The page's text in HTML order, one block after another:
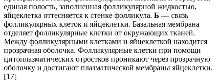
единая полость, заполненная фолликулярной жидкостью,
яйцеклетка оттесняется к стенке фолликула. Б — связь
фолликулярных клеток и яйцеклетки. Базальная мембрана
отделяет фолликулярные клетки от окружающих тканей.
Между фолликулярными клетками и яйцеклеткой находится
прозрачная оболочка. Фолликулярные клетки при помощи
цитоплазматических отростков проникают через прозрачную
оболочку и достигают плазматической мембраны яйцеклетки.
[17]